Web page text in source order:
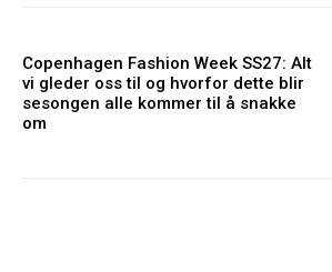
Copenhagen Fashion Week SS27: Alt
vi gleder oss til og hvorfor dette blir
sesongen alle kommer til å snakke
om